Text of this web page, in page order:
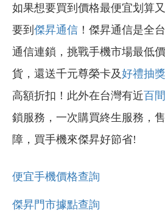
如果想要買到價格最便宜划算
要到 傑昇通信 ！傑昇通信是全
通信連鎖，挑戰手機市場最低
貨，還送千元尊榮卡及好禮抽
高額折扣！此外在台灣有近百
鎖服務，一次購買終生服務，
障，買手機來傑昇好節省!
便宜手機價格查詢
傑昇門市據點查詢